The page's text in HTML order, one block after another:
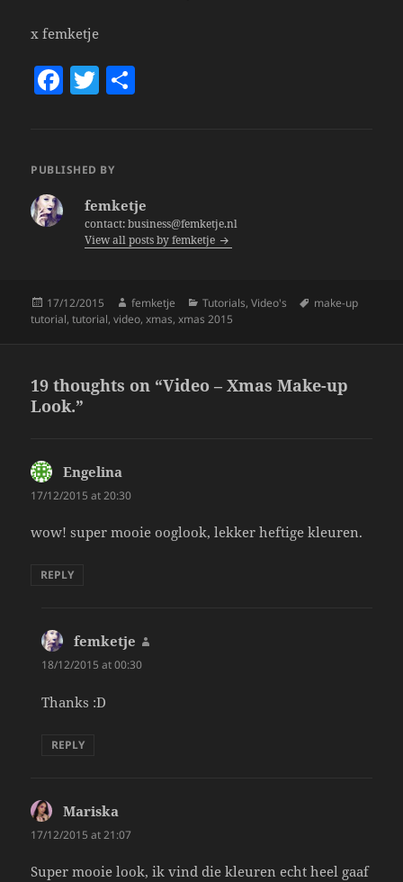
x femketje
F
e
T
er
PUBLISHED BY
femketje
contact: business@femketje.nl
View all posts by femketje
Posted
on
17/12/2015 Author
femketje Categories
Tutorials,Video's Tags
make-up
tutorial,tutorial,video,xmas,xmas 2015
19 thoughts on “Video – Xmas Make-up
Look.”
Engelina
17/12/2015 at 20:30
wow! super mooie ooglook, lekker heftige kleuren.
REPLY
femketje
18/12/2015 at 00:30
Thanks :D
REPLY
Mariska
17/12/2015 at 21:07
Super mooie look, ik vind die kleuren echt heel gaaf